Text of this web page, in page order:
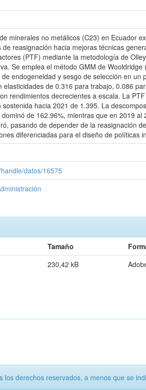
minerales no metálicos (C23) en Ecuador
reasignación hacia mejoras técnicas
(PTF) mediante la metodología de
Se emplea el método GMM de
endogeneidad y sesgo de selección en
elasticidades de 0.316 para trabajo, 0.086
rendimientos decrecientes a escala. La
hacia 2021 de 1.395. La
de 162.96%, mientras que en 2019
pasando de depender de la reasignación
diferenciadas para el diseño de políticas
datos/16575
Tamaño
230,42 kB
derechos reservados, a menos que se